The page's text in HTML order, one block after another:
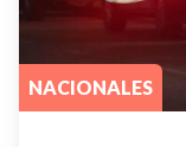
NACIONALES